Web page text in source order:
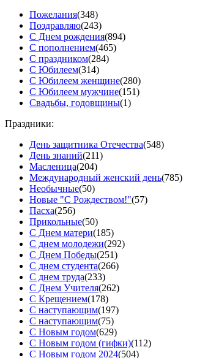
Пожелания(348)
Поздравляю(243)
С Днем рождения(894)
С пополнением(465)
С праздником(284)
С Юбилеем(314)
С Юбилеем женщине(280)
С Юбилеем мужчине(151)
Свадьбы, годовщины(1)
Праздники:
День защитника Отечества(548)
День знаний(211)
Масленица(204)
Международный женский день(785)
Необычные(50)
Новые "С Рождеством!"(57)
Пасха(256)
Прикольные(50)
С Днем матери(185)
С днем молодежи(292)
С Днем Победы(251)
С днем студента(266)
С днем труда(233)
С Днем Учителя(262)
С Крещением(178)
С наступающим(197)
С наступающим(75)
С Новым годом(629)
С Новым годом (гифки)(112)
С Новым годом 2024(504)